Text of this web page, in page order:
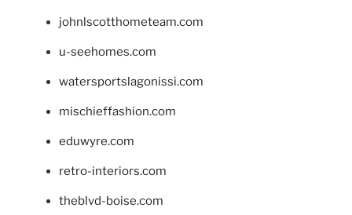
johnlscotthometeam.com
u-seehomes.com
watersportslagonissi.com
mischieffashion.com
eduwyre.com
retro-interiors.com
theblvd-boise.com